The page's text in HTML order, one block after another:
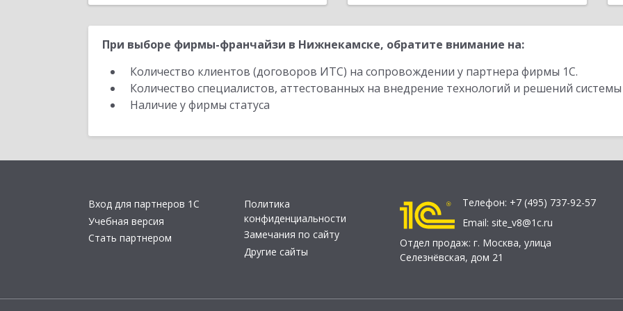
При выборе фирмы-франчайзи в Нижнекамске, обратите внимание на:
Количество клиентов (договоров ИТС) на сопровождении у партнера фирмы 1С.
Количество специалистов, аттестованных на внедрение технологий и решений
Наличие у фирмы статуса
Вход для партнеров 1С
Учебная версия
Стать партнером
Политика
конфиденциальности
Замечания по сайту
Другие сайты
Телефон: +7 (495) 737-92-57
Email: site_v8@1c.ru
Отдел продаж: г. Москва, улица
Селезнёвская, дом 21